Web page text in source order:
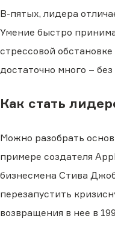
В-пятых, лидера
Умение быстро
стрессовой
достаточно много –
Как стать
Можно разобрать
примере создателя
бизнесмена Стива
перезапустить
возвращения в нее в